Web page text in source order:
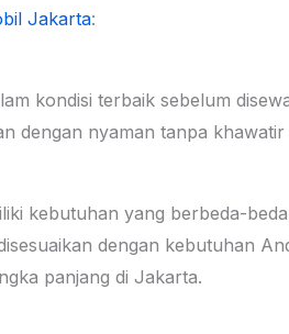
Jakarta:
kondisi terbaik sebelum
dengan nyaman tanpa
kebutuhan yang berbeda-
dengan kebutuhan
panjang di Jakarta.